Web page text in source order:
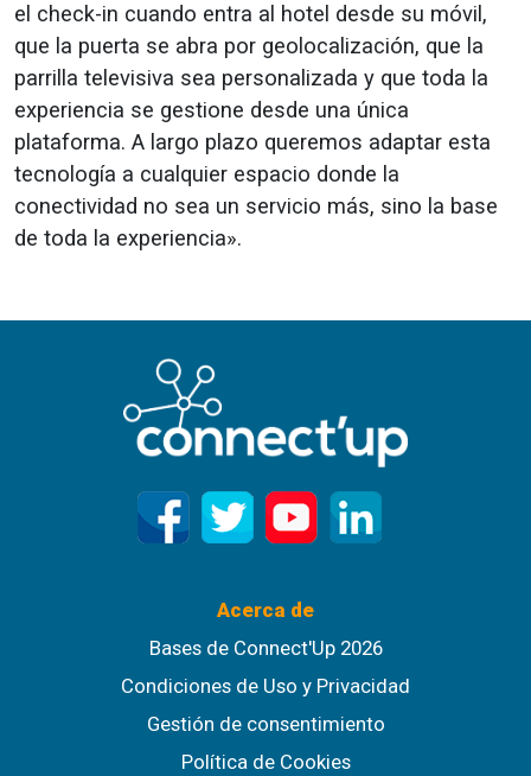
el check-in cuando entra al hotel desde su móvil,
que la puerta se abra por geolocalización, que la
parrilla televisiva sea personalizada y que toda la
experiencia se gestione desde una única
plataforma. A largo plazo queremos adaptar esta
tecnología a cualquier espacio donde la
conectividad no sea un servicio más, sino la base
de toda la experiencia».
Acerca de
Bases de Connect'Up 2026
Condiciones de Uso y Privacidad
Gestión de consentimiento
Política de Cookies